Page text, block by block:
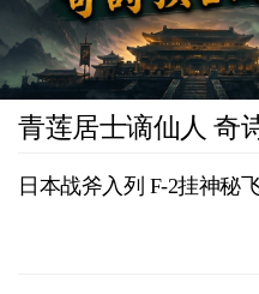
青莲居士谪仙人 奇
日本战斧入列 F-2挂神秘